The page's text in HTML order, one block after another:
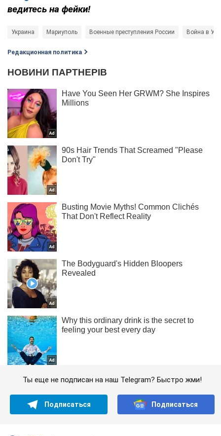
ведитесь на фейки!
Украина Мариуполь Военные преступления России Война в
Редакционная политика
Ты еще не подписан на наш Telegram? Быстро жми!
Подписаться Подписаться